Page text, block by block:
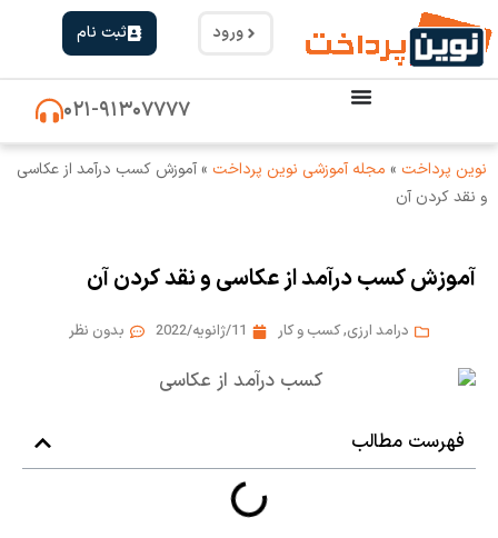
ورود ثبت نام
۰۲۱-۹۱۳۰۷۷۷۷
نوین پرداخت » مجله آموزشی نوین پرداخت »آموزش کسب درآمد از عکاسی
و نقد کردن آن
آموزش کسب درآمد از عکاسی و نقد کردن آن
درامد ارزی,کسب و کار 11/ژانویه/2022 بدون نظر
فهرست مطالب